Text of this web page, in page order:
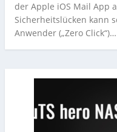
der Apple iOS Mail App
Sicherheitslücken kann
Anwender („Zero Click“)…